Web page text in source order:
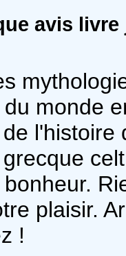
avis
monde
plaisir.
!